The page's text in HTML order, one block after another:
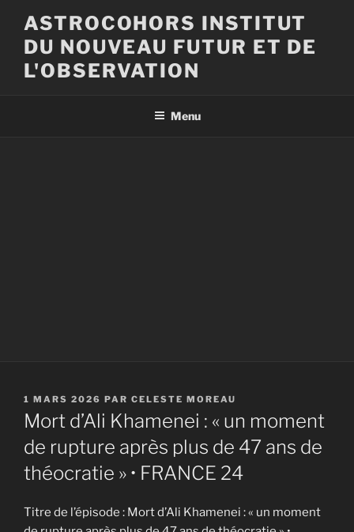
contenu
principal
ASTROCOHORS INSTITUT
DU NOUVEAU FUTUR ET DE
L'OBSERVATION
Menu
PUBLIÉ
LE
1 MARS 2026 PAR CELESTE MOREAU
Mort d’Ali Khamenei : « un moment
de rupture après plus de 47 ans de
théocratie » • FRANCE 24
Titre de l’épisode : Mort d’Ali Khamenei : « un moment